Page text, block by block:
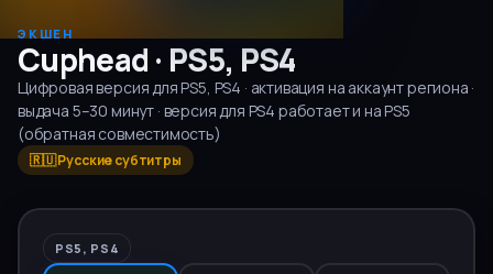
ЭКШЕН
Cuphead · PS5, PS4
Цифровая версия дляPS5, PS4 · активация на аккаунт региона ·
выдача 5–30 минут · версия для PS4 работает и на PS5
(обратная совместимость)
🇷🇺 Русские субтитры
PS5, PS4